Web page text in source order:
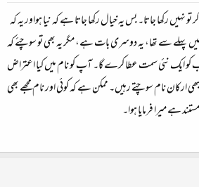
نہیں رکھا جاتا۔ بس یہ خیال رکھا جاتا ہے کہ نیا ہواور یہ کہ
سے تھا، یہ دوسری بات ہے، مگر یہ بھی تو سوچئے کہ
کو ایک نئی سمت عطا کرے گا۔ آپ کو نام میں کیا اعتراض
نام سوچتے رہیں۔ ممکن ہے کہ کوئی اور نام مجھے بھی
ہے میرا فرمایا ہوا۔